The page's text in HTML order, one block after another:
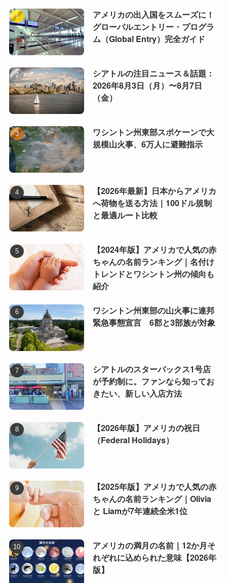
アメリカの出入国をスムーズに！
グローバルエントリー・プログラ
ム（Global Entry）完全ガイド
シアトルの注目ニュース＆話題：
2026年8月3日（月）〜8月7日
（金）
ワシントン州東部スポケーンで大
規模山火事、6万人に避難指示
【2026年最新】日本からアメリカ
へ荷物を送る方法｜100ドル規制
と最適ルート比較
【2024年版】アメリカで人気の赤
ちゃんの名前ランキング｜名付け
トレンドとワシントン州の傾向も
紹介
ワシントン州東部の山火事に連邦
緊急事態宣言 6郡と3部族が対象
シアトルのスターバックス1号店
が予約制に。ファンなら知ってお
きたい、新しい入店方法
【2026年版】アメリカの祝日
（Federal Holidays）
【2025年版】アメリカで人気の赤
ちゃんの名前ランキング｜Olivia
と Liamが7年連続全米1位
アメリカの満月の名前｜12か月そ
れぞれに込められた意味【2026年
版】